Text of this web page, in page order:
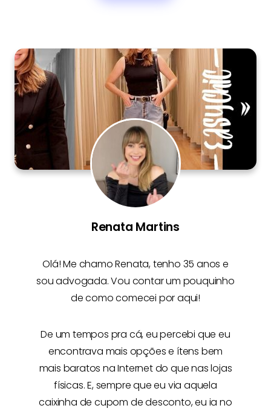
Renata Martins
Olá! Me chamoRenata, tenho 35 anos e
sou advogada. Vou contar um pouquinho
de como comecei por aqui!
De um tempos pra cá, eu percebi que eu
encontrava mais opções e ítens bem
mais baratos na Internetdo que nas lojas
físicas. E, sempre que eu via aquela
caixinha de cupom de desconto, eu ia no